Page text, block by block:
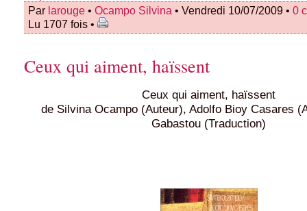
Par larouge • Ocampo Silvina • Vendredi 10/07/2009 • 0
Lu 1707 fois •
Ceux qui aiment, haïssent
Ceux qui aiment, haïssent
de Silvina Ocampo (Auteur), Adolfo Bioy Casares
Gabastou (Traduction)